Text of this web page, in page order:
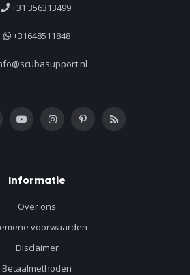
+31 356313499
+31648511848
Informatie
Over ons
voorwaarden
Disclaimer
Betaalmethoden